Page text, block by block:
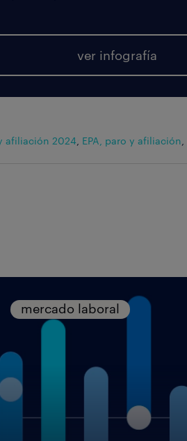
ver infografía
afiliación 2024 EPA, paro y afiliación
mercado laboral